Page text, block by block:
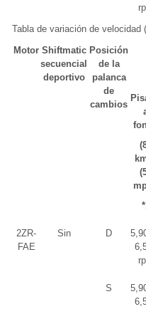
Tabla de variación de velocidad
Motor Shiftmatic
secuencial
deportivo
Posición
de la
palanca
de
cambios
2ZR-
FAE
Sin D
S